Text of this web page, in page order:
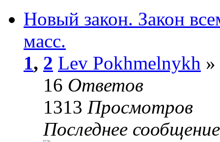
Новый закон. Закон
масс.
1, 2 Lev Pokhmelnykh
16 Ответов
1313 Просмотров
Последнее